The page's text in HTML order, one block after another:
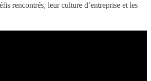
rencontrés, leur culture d’entreprise et les